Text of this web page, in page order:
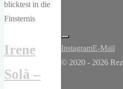
Irene
Solà –
InstagramE-Mail
© 2020 - 2026